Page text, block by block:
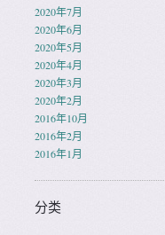
2020年7月
2020年6月
2020年5月
2020年4月
2020年3月
2020年2月
2016年10月
2016年2月
2016年1月
分类